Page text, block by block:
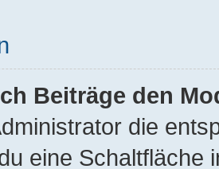
Beiträge den
die
eine Schaltfläche